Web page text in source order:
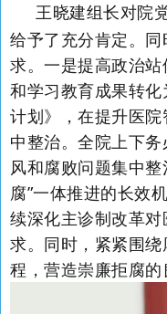
王晓建组长对院
给予了充分肯定。
求。一是提高政治
和学习教育成果转
计划》，在提升医
中整治。全院上下
风和腐败问题集中
腐”一体推进的长效
续深化主诊制改革
求。同时，紧紧围
程，营造崇廉拒腐的